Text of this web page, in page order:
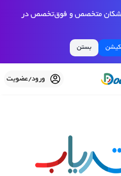
پزشکان متخصص و فوق‌تخصص در
بستن
ورود/عضویت